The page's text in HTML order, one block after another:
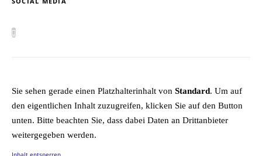
Sie sehen gerade einen Platzhalterinhalt von Standard. Um auf
den eigentlichen Inhalt zuzugreifen, klicken Sie auf den Button
unten. Bitte beachten Sie, dass dabei Daten an Drittanbieter
weitergegeben werden.
Inhalt entsperren